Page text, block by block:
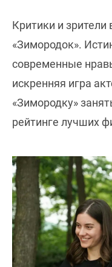
Критики и
«Зимородок».
современные
искренняя игра
«Зимородку»
рейтинге лучших